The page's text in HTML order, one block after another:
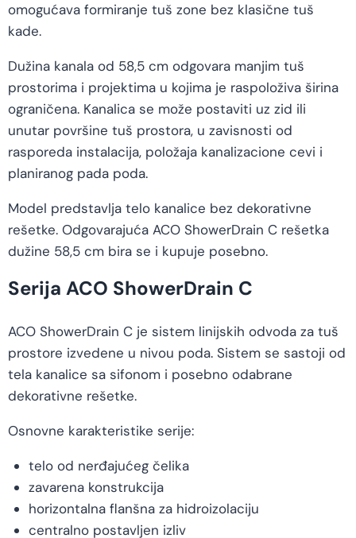
omogućava formiranje tuš zone bez klasične tuš
kade.
Dužina kanala od 58,5 cm odgovara manjim tuš
prostorima i projektima u kojima je raspoloživa širina
ograničena. Kanalica se može postaviti uz zid ili
unutar površine tuš prostora, u zavisnosti od
rasporeda instalacija, položaja kanalizacione cevi i
planiranog pada poda.
Model predstavlja telo kanalice bez dekorativne
rešetke. Odgovarajuća ACO ShowerDrain C rešetka
dužine 58,5 cm bira se i kupuje posebno.
Serija ACO ShowerDrain C
ACO ShowerDrain C je sistem linijskih odvoda za tuš
prostore izvedene u nivou poda. Sistem se sastoji od
tela kanalice sa sifonom i posebno odabrane
dekorativne rešetke.
Osnovne karakteristike serije:
telo od nerđajućeg čelika
zavarena konstrukcija
horizontalna flanšna za hidroizolaciju
centralno postavljen izliv